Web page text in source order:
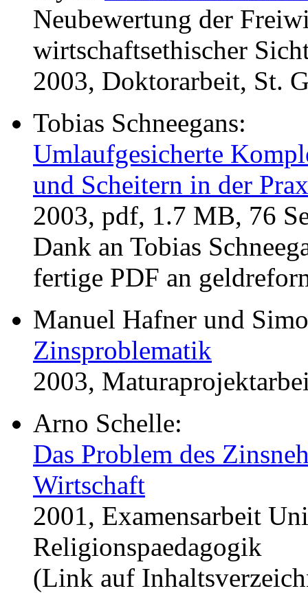
Neubewertung der
wirtschaftsethischer
2003, Doktorarbeit, St.
Tobias Schneegans:
Umlaufgesicherte
und Scheitern in der
2003, pdf, 1.7 MB, 76
Dank an Tobias
fertige PDF an
Manuel Hafner und
Zinsproblematik
2003,
Arno Schelle:
Das Problem des
Wirtschaft
2001, Examensarbeit
Religionspaedagogik
(Link auf